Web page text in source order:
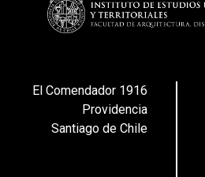
El Comendador 1916
Providencia
Santiago de Chile